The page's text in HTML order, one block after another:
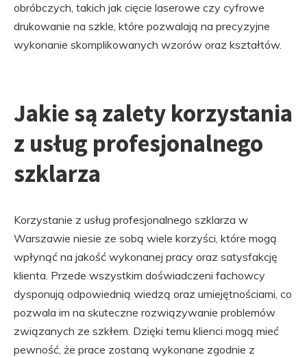
obróbczych, takich jak cięcie laserowe czy cyfrowe
drukowanie na szkle, które pozwalają na precyzyjne
wykonanie skomplikowanych wzorów oraz kształtów.
Jakie są zalety korzystania
z usług profesjonalnego
szklarza
Korzystanie z usług profesjonalnego szklarza w
Warszawie niesie ze sobą wiele korzyści, które mogą
wpłynąć na jakość wykonanej pracy oraz satysfakcję
klienta. Przede wszystkim doświadczeni fachowcy
dysponują odpowiednią wiedzą oraz umiejętnościami, co
pozwala im na skuteczne rozwiązywanie problemów
związanych ze szkłem. Dzięki temu klienci mogą mieć
pewność, że prace zostaną wykonane zgodnie z